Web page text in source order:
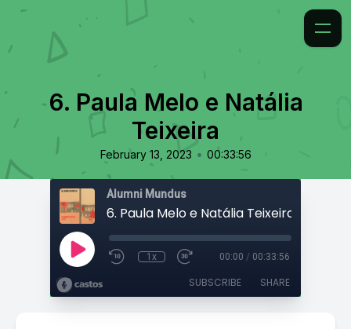
6. Paula Melo e Natália
Teixeira
February 13, 2023 • 00:33:56
Alumni Mundus
6. Paula Melo e Natália Teixeira
1x 00:00 / 00:33:56
SUBSCRIBE SHARE